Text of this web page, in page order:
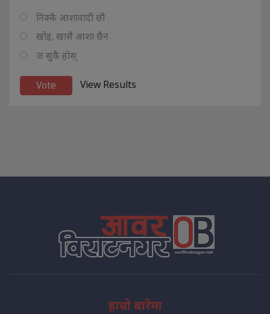
निक्कै आशावादी छौ
खोइ, खासै आशा छैन
ज सुकै होस्
View Results
हाम्रो बारेमा